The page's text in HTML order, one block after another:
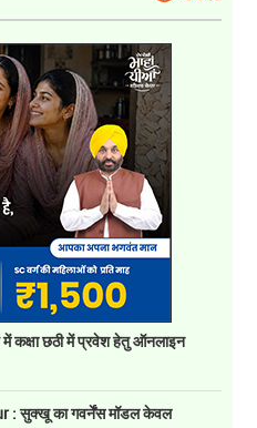
कक्षा छठी में प्रवेश हेतु ऑनलाइन
सुक्खू का गवर्नेंस मॉडल केवल